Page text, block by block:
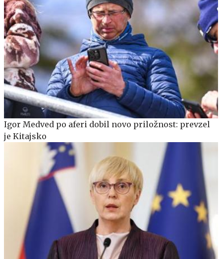
Igor Medved po aferi dobil novo priložnost: prevzel
je Kitajsko